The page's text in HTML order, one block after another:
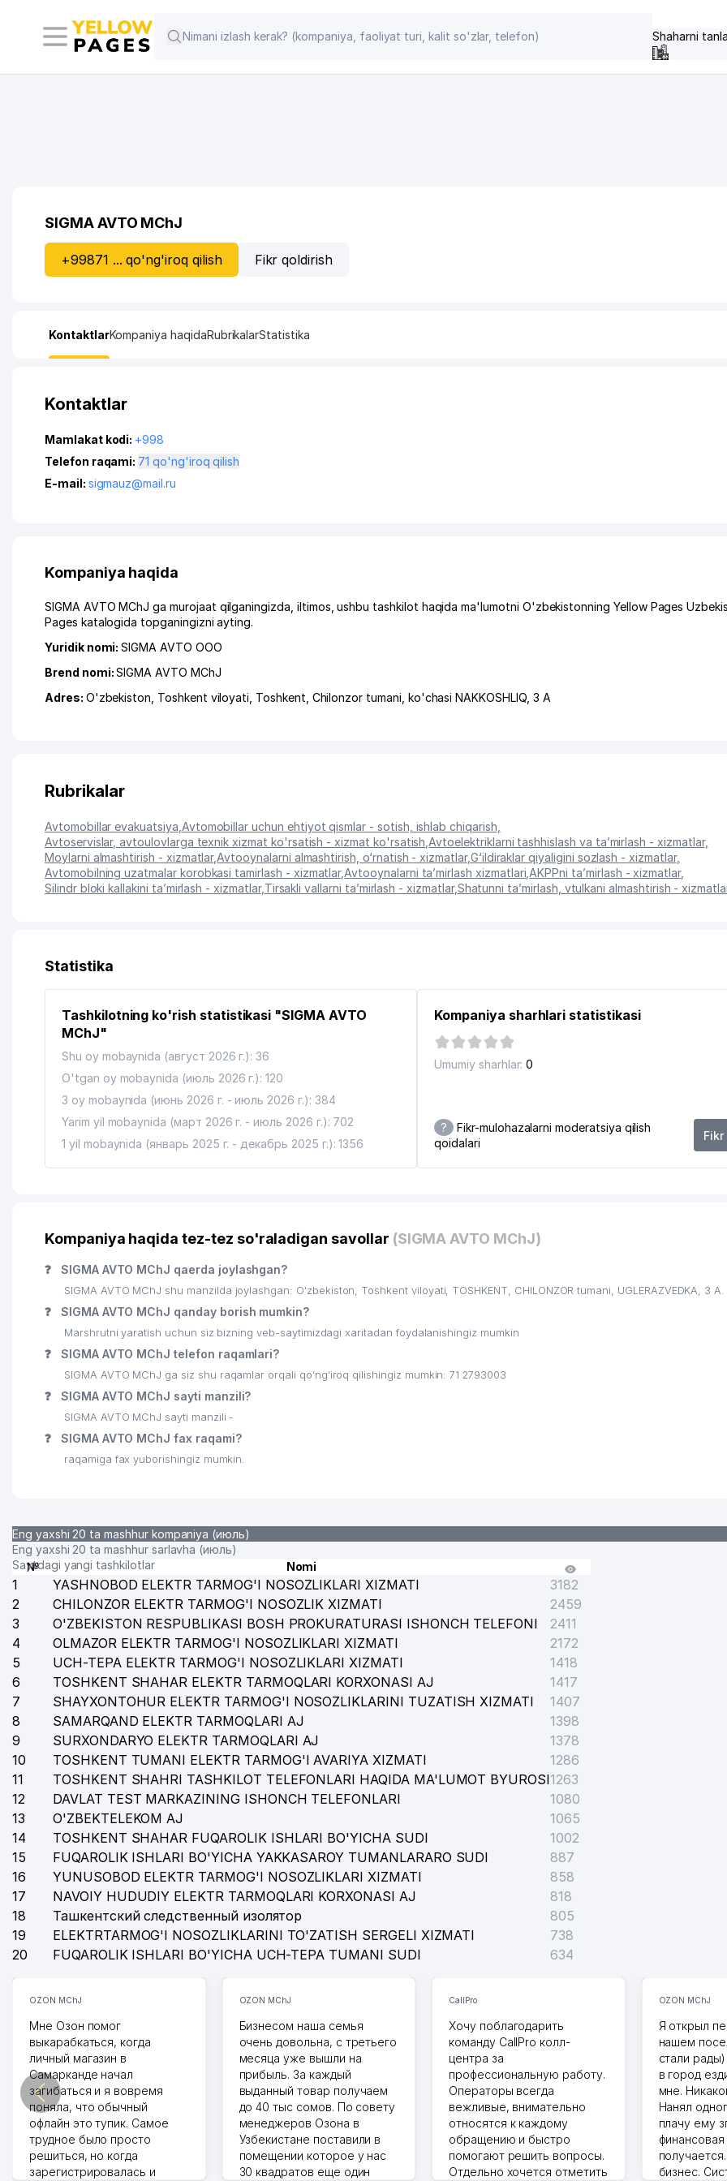
Shaharni
SIGMA AVTO MChJ
+99871 ... qo'ng'iroq qilish Fikr qoldirish
KontaktlarKompaniya haqidaRubrikalarStatistika
Kontaktlar
Mamlakat kodi: +998
Telefon raqami:
71 qo'ng'iroq qilish
E-mail: sigmauz@mail.ru
Kompaniya haqida
SIGMA AVTO MChJ ga murojaat qilganingizda, iltimos, ushbu tashkilot haqida ma'lumotni O'zbekistonning Yellow Pages
Pages katalogida topganingizni ayting.
Yuridik nomi:SIGMA AVTO ООО
Brend nomi:SIGMA AVTO MChJ
Adres: O'zbekiston, Toshkent viloyati Toshkent Chilonzor tumani ko'chasi NAKKOSHLIQ, 3 А
Rubrikalar
Avtomobillar evakuatsiya Avtomobillar uchun ehtiyot qismlar - sotish, ishlab chiqarish
Avtoservislar, avtoulovlarga texnik xizmat ko'rsatish - xizmat ko'rsatish Avtoelektriklarni tashhislash va ta’mirlash - xizmatlar,
Moylarni almashtirish - xizmatlar, Avtooynalarni almashtirish, o‘rnatish - xizmatlar,G‘ildiraklar qiyaligini sozlash - xizmatlar,
Avtomobilning uzatmalar korobkasi tamirlash - xizmatlar, Avtooynalarni ta’mirlash xizmatlari AKPPni ta’mirlash - xizmatlar,
Silindr bloki kallakini ta’mirlash - xizmatlar, Tirsakli vallarni ta’mirlash - xizmatlar, Shatunni ta’mirlash, vtulkani almashtirish -
Statistika
Tashkilotning ko'rish statistikasi "SIGMA AVTO
MChJ"
Shu oy mobaynida (август 2026 г.): 36
O'tgan oy mobaynida (июль 2026 г.): 120
3 oy mobaynida (июнь 2026 г. - июль 2026 г.): 384
Yarim yil mobaynida (март 2026 г. - июль 2026 г.): 702
1 yil mobaynida (январь 2025 г. - декабрь 2025 г.): 1356
Kompaniya sharhlari statistikasi
Umumiy sharhlar: 0
?
Fikr-mulohazalarni moderatsiya qilish
qoidalari
Kompaniya haqida tez-tez so'raladigan savollar (SIGMA AVTO MChJ)
❓ SIGMA AVTO MChJ qaerda joylashgan?
SIGMA AVTO MChJ shu manzilda joylashgan: O'zbekiston, Toshkent viloyati, TOSHKENT, CHILONZOR tumani, UGLERAZVEDKA, 3 А.
❓ SIGMA AVTO MChJ qanday borish mumkin?
Marshrutni yaratish uchun siz bizning veb-saytimizdagi xaritadan foydalanishingiz mumkin
❓ SIGMA AVTO MChJ telefon raqamlari?
SIGMA AVTO MChJ ga siz shu raqamlar orqali qo’ng’iroq qilishingiz mumkin: 71 2793003
❓ SIGMA AVTO MChJ sayti manzili?
SIGMA AVTO MChJ sayti manzili -
❓ SIGMA AVTO MChJ fax raqami?
raqamiga fax yuborishingiz mumkin.
Eng yaxshi 20 ta mashhur kompaniya (июль)
Eng yaxshi 20 ta mashhur sarlavha (июль)
Saytdagi yangi tashkilotlar
№ Nomi
1 YASHNOBOD ELEKTR TARMOG'I NOSOZLIKLARI XIZMATI
3182
2
CHILONZOR ELEKTR TARMOG'I NOSOZLIK XIZMATI
2459
3
O'ZBEKISTON RESPUBLIKASI BOSH PROKURATURASI ISHONCH TELEFONI
2411
4
OLMAZOR ELEKTR TARMOG'I NOSOZLIKLARI XIZMATI
2172
5
UCH-TEPA ELEKTR TARMOG'I NOSOZLIKLARI XIZMATI
1418
6
TOSHKENT SHAHAR ELEKTR TARMOQLARI KORXONASI AJ
1417
7
SHAYXONTOHUR ELEKTR TARMOG'I NOSOZLIKLARINI TUZATISH XIZMATI
1407
8
SAMARQAND ELEKTR TARMOQLARI AJ
1398
9
SURXONDARYO ELEKTR TARMOQLARI AJ
1378
10
TOSHKENT TUMANI ELEKTR TARMOG'I AVARIYA XIZMATI
1286
11
TOSHKENT SHAHRI TASHKILOT TELEFONLARI HAQIDA MA'LUMOT BYUROSI1263
12
DAVLAT TEST MARKAZINING ISHONCH TELEFONLARI
1080
13
O'ZBEKTELEKOM AJ
1065
14
TOSHKENT SHAHAR FUQAROLIK ISHLARI BO'YICHA SUDI
1002
15
FUQAROLIK ISHLARI BO'YICHA YAKKASAROY TUMANLARARO SUDI
887
16
YUNUSOBOD ELEKTR TARMOG'I NOSOZLIKLARI XIZMATI
858
17
NAVOIY HUDUDIY ELEKTR TARMOQLARI KORXONASI AJ
818
18
Ташкентский следственный изолятор
805
19
ELEKTRTARMOG'I NOSOZLIKLARINI TO'ZATISH SERGELI XIZMATI
738
20
FUQAROLIK ISHLARI BO'YICHA UCH-TEPA TUMANI SUDI 634
OZON MChJ
Мне Озон помог
выкарабкаться, когда
личный магазин в
Самарканде начал
загибаться и я вовремя
поняла, что обычный
офлайн это тупик. Самое
трудное было просто
решиться, но когда
зарегистрировалась и
OZON MChJ
Бизнесом наша семья
очень довольна, с третьего
месяца уже вышли на
прибыль. За каждый
выданный товар получаем
до 40 тыс сомов. По совету
менеджеров Озона в
Узбекистане поставили в
помещении которое у нас
30 квадратов еще один
CallPro
Хочу поблагодарить
команду CallPro колл-
центра за
профессиональную работу.
Операторы всегда
вежливые, внимательно
относятся к каждому
обращению и быстро
помогают решить вопросы.
Отдельно хочется отметить
OZON MChJ
Я открыл
нашем
стали
в город
мне.
Нанял
плачу ему
бизнес.